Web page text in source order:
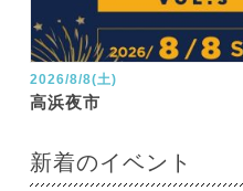
2026/8/8(土)
高浜夜市
新着のイベント